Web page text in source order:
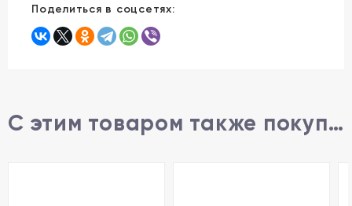
Поделиться в соцсетях:
С этим товаром также покупают